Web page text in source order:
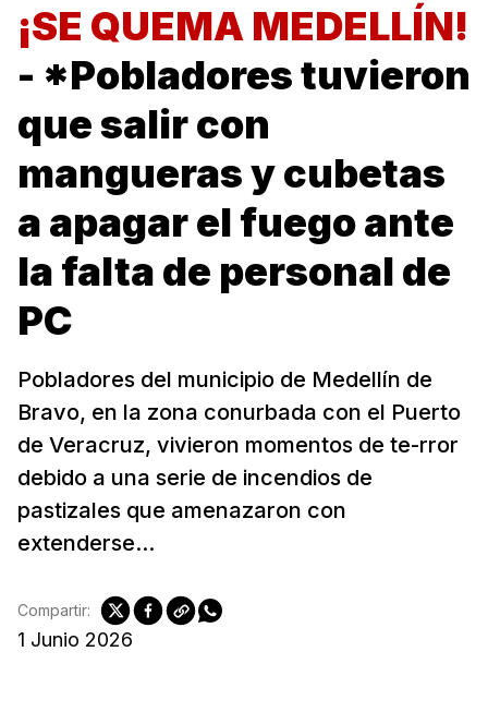
¡SE QUEMA MEDELLÍN!
- *Pobladores tuvieron
que salir con
mangueras y cubetas
a apagar el fuego ante
la falta de personal de
PC
Pobladores del municipio de Medellín de
Bravo, en la zona conurbada con el Puerto
de Veracruz, vivieron momentos de te-rror
debido a una serie de incendios de
pastizales que amenazaron con
extenderse...
1 Junio 2026
Compartir: